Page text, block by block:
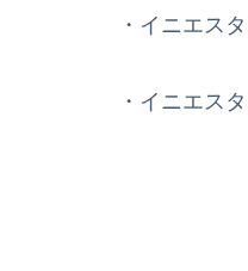
・イニエス
・イニエス